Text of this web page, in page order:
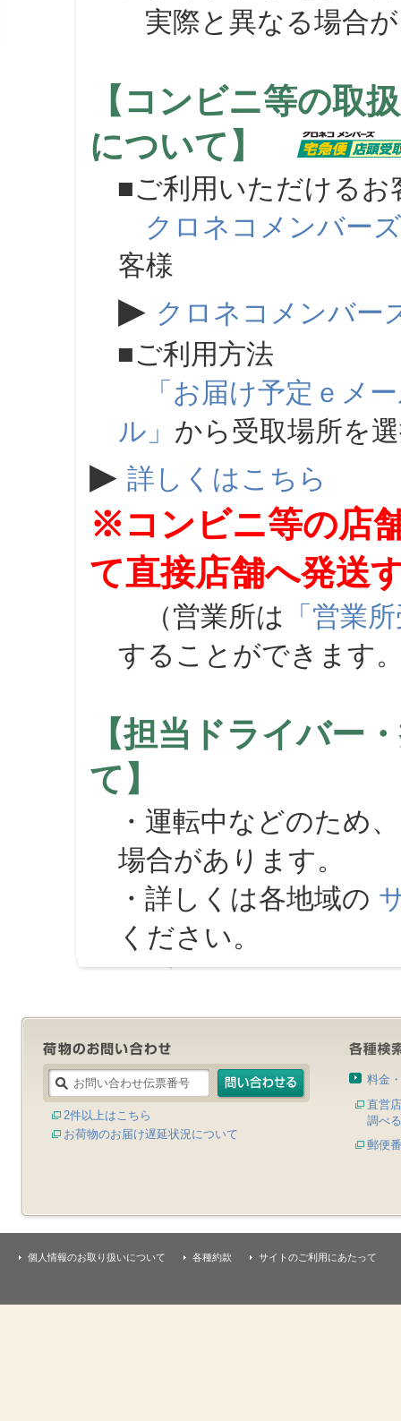
実際と異なる場合が
【コンビニ等の取
について】
■ご利用いただけるお
クロネコメンバーズ
客様
▶ クロネコメンバー
■ご利用方法
「お届け予定ｅメ
ル」 から受取場所を
▶ 詳しくはこちら
※コンビニ等の店
て直接店舗へ発送
（営業所は 「営業
することができます
【担当ドライバー
て】
・運転中などのため
場合があります。
・詳しくは各地域の
ください。
2件以上はこちら
お荷物のお届け遅延状況について
料金
直営
調べる
郵便
個人情報のお取り扱いについて 各種約款 サイトのご利用にあたって